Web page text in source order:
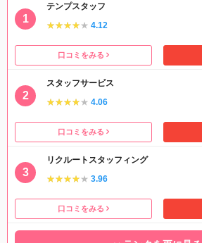
テンプスタッフ
★★★★★
★★★★★ 4.12
口コミをみる
スタッフサービス
★★★★★
★★★★★ 4.06
口コミをみる
リクルートスタッフィング
★★★★★
★★★★★ 3.96
口コミをみる